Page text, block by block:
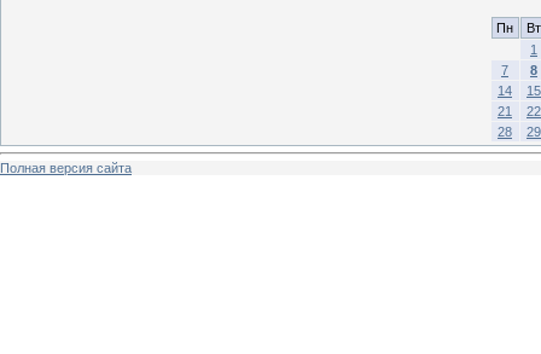
Пн
Вт
1
7
8
14
15
21
22
28
29
Полная версия сайта